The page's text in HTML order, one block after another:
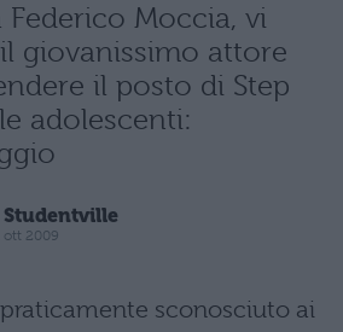
Moccia, vi
giovanissimo attore
il posto di Step
adolescenti:
Studentville
ott 2009
sconosciuto ai